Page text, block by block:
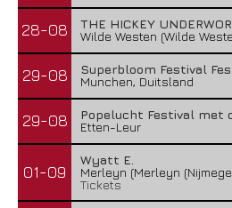
28-08
THE HICKEY
Wilde Westen (Wilde
29-08
Superbloom Festival
Munchen, Duitsland
29-08
Popelucht Festival met
Etten-Leur
01-09
Wyatt E.
Merleyn (Merleyn
Tickets